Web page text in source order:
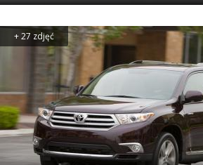
+ 27 zdjęć